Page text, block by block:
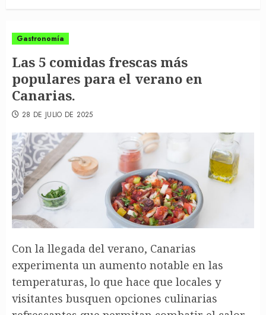
Gastronomía
Las 5 comidas frescas más
populares para el verano en
Canarias.
28 DE JULIO DE 2025
Con la llegada del verano, Canarias
experimenta un aumento notable en las
temperaturas, lo que hace que locales y
visitantes busquen opciones culinarias